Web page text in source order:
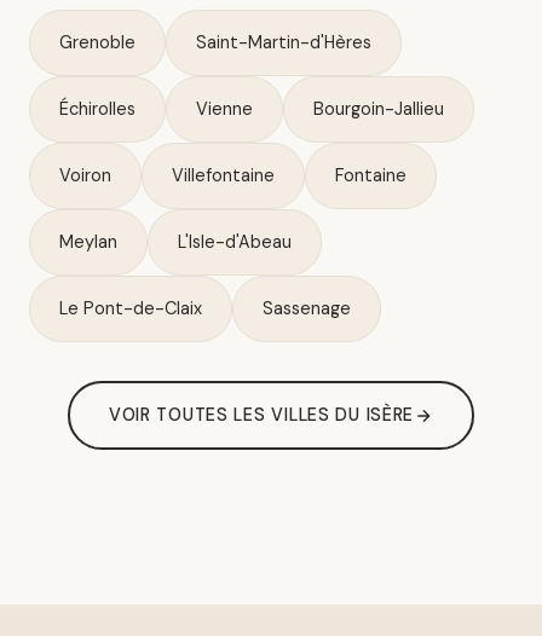
Grenoble Saint-Martin-d'Hères
Échirolles Vienne Bourgoin-Jallieu
Voiron Villefontaine Fontaine
Meylan L'Isle-d'Abeau
Le Pont-de-Claix Sassenage
VOIR TOUTES LES VILLES DU ISÈRE